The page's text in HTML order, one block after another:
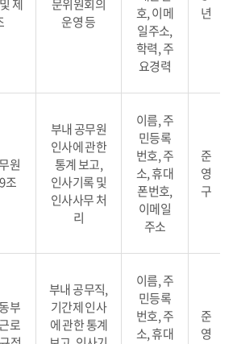
제
문위원회의
운영 등
호, 이메
일주소,
학력, 주
요경력
년
원
조
부내 공무원
인사에 관한
통계 보고,
인사기록 및
인사사무 처
리
이름, 주
민등록
번호, 주
소, 휴대
폰번호,
이메일
주소
준
영
구
부
로
부내 공무직,
기간제 인사
에 관한 통계
이름, 주
민등록
번호, 주
소, 휴대
준
영